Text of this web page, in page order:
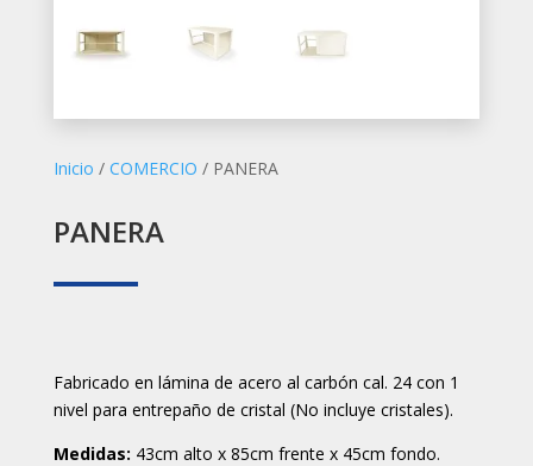
Inicio / COMERCIO / PANERA
PANERA
Fabricado en lámina de acero al carbón cal. 24 con 1
nivel para entrepaño de cristal (No incluye cristales).
Medidas: 43cm alto x 85cm frente x 45cm fondo.